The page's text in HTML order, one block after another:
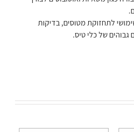
לתחזוקת מטוסים, בדיקות
גבוהים של כלי טיס.